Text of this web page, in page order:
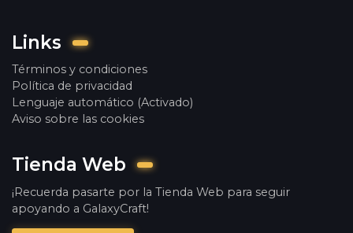
Links
Términos y condiciones
Política de privacidad
Lenguaje automático (Activado)
Aviso sobre las cookies
Tienda Web
¡Recuerda pasarte por la Tienda Web para seguir
apoyando a GalaxyCraft!